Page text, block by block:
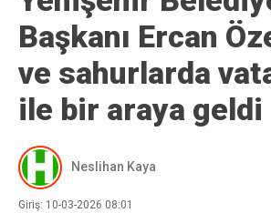
Başkanı Ercan
ve sahurlarda
ile bir araya geldi
Neslihan Kaya
Giriş: 10-03-2026 08:01